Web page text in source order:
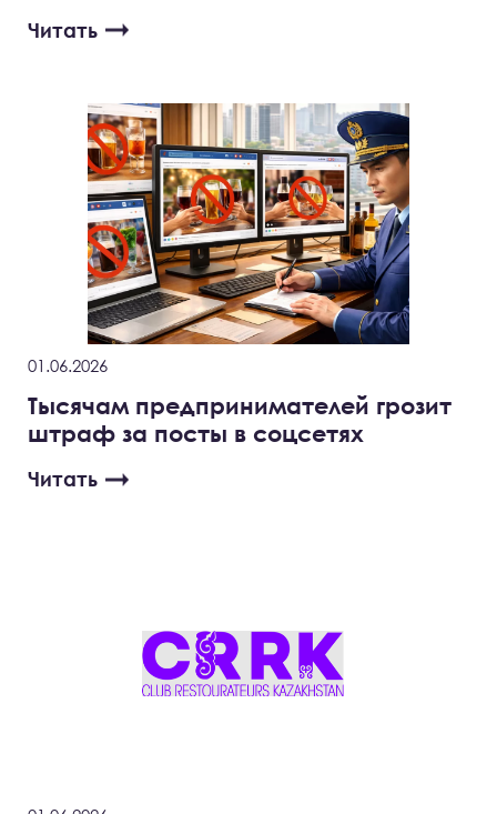
Читать
01.06.2026
Тысячам предпринимателей грозит
штраф за посты в соцсетях
Читать